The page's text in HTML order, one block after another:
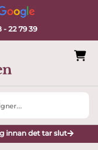
- 22 79 39
innan det tar slut